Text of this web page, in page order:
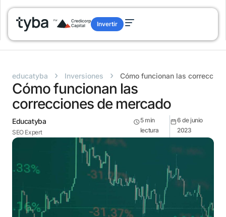
Invertir
educatyba › Inversiones › Cómo funcionan las
Cómo funcionan las
correcciones de mercado
Educatyba
SEO Expert
5 min
lectura
6 de junio
2023